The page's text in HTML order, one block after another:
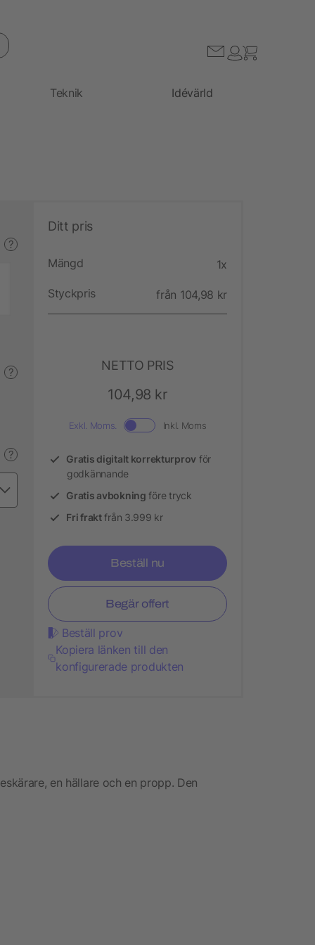
Teknik Idévärld
?
?
?
Ditt pris
Mängd 1x
Styckpris från 104,98 kr
NETTO PRIS
104,98 kr
Exkl. Moms. Inkl. Moms
Gratis digitalt korrekturprov för
godkännande
Gratis avbokning före tryck
Fri fraktfrån 3.999 kr
Beställ nu
Begär offert
Beställ prov
Kopiera länken till den
konfigurerade produkten
en hällare och en propp. Den